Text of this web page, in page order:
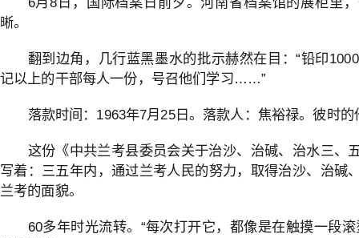
晰。
翻到边角，几行蓝黑墨水的批示赫然在目：“铅印
记以上的干部每人一份，号召他们学习……”
落款时间：1963年7月25日。落款人：焦裕禄。彼时
这份《中共兰考县委员会关于治沙、治碱、治水三、
写着：三五年内，通过兰考人民的努力，取得治沙、治碱
兰考的面貌。
60多年时光流转。“每次打开它，都像是在触摸一段